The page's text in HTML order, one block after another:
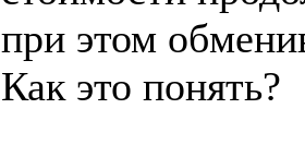
при этом
Как это понять?